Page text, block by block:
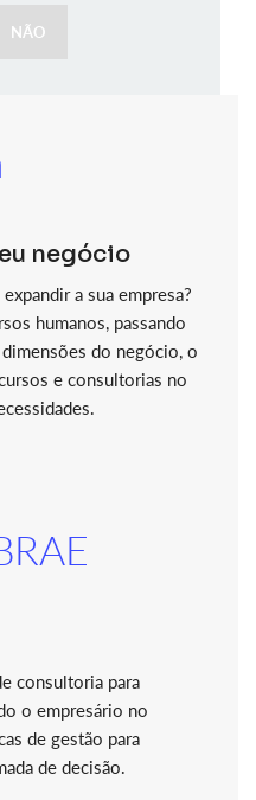
NÃO
negócio
a sua empresa?
humanos, passando
do negócio, o
e consultorias no
consultoria para
o empresário no
de gestão para
de decisão.